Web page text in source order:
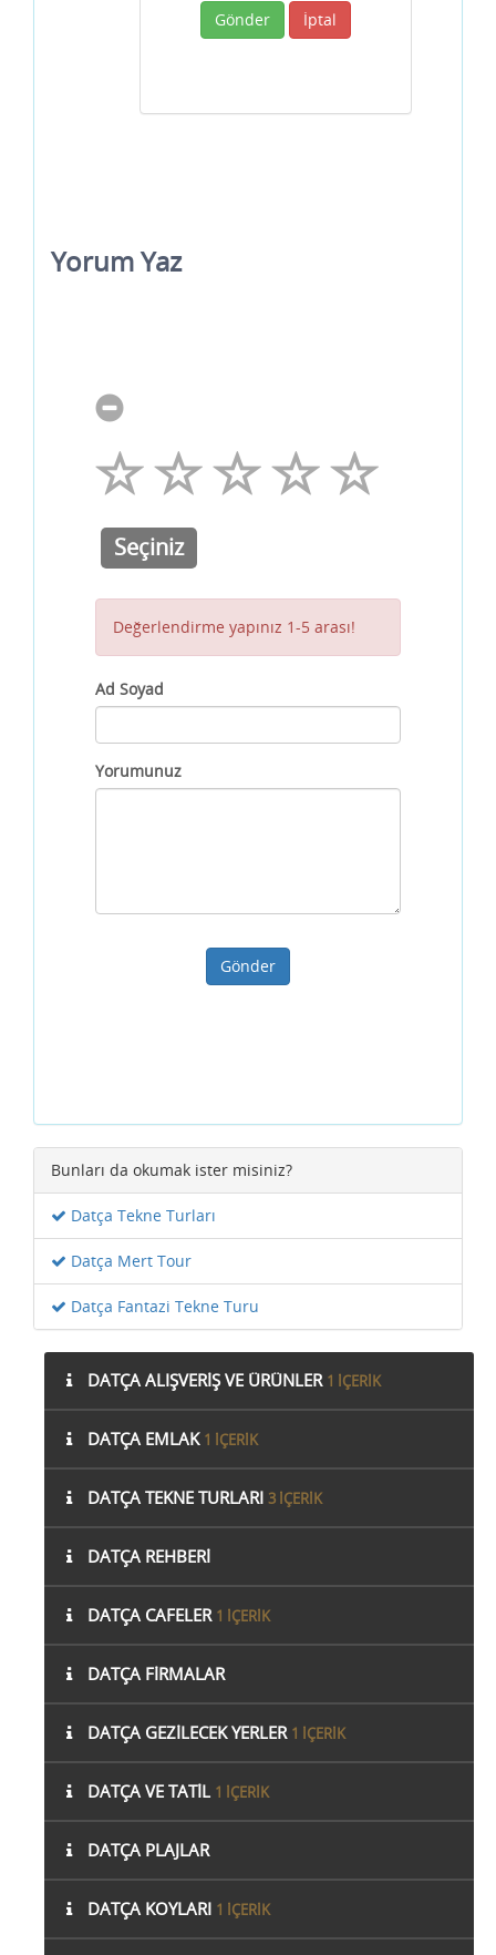
Gönder İptal
Yorum Yaz
Seçiniz
Değerlendirme yapınız 1-5 arası!
Ad Soyad
Yorumunuz
Gönder
Bunları da okumak ister misiniz?
Datça Tekne Turları
Datça Mert Tour
Datça Fantazi Tekne Turu
DATÇA ALIŞVERIŞ VE ÜRÜNLER 1 IÇERIK
DATÇA EMLAK 1 IÇERIK
DATÇA TEKNE TURLARI 3 IÇERIK
DATÇA REHBERI
DATÇA CAFELER 1 IÇERIK
DATÇA FIRMALAR
DATÇA GEZILECEK YERLER 1 IÇERIK
DATÇA VE TATIL 1 IÇERIK
DATÇA PLAJLAR
DATÇA KOYLARI 1 IÇERIK